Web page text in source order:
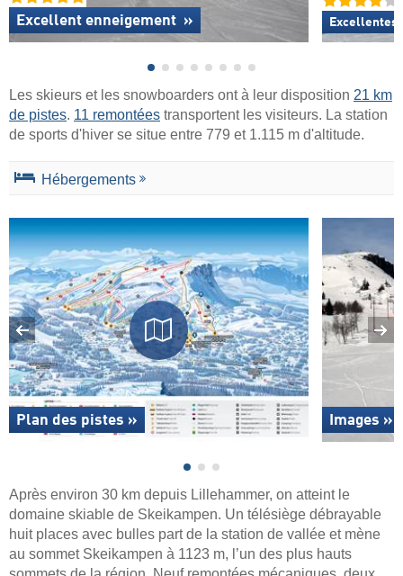
Excellent enneigement » Excellentes
Les skieurs et les snowboarders ont à leur disposition 21 km
de pistes. 11 remontées transportent les visiteurs. La station
de sports d'hiver se situe entre 779 et 1.115 m d'altitude.
Hébergements
Plan des pistes » Images »
Après environ 30 km depuis Lillehammer, on atteint le
domaine skiable de Skeikampen. Un télésiège débrayable
huit places avec bulles part de la station de vallée et mène
au sommet Skeikampen à 1123 m, l’un des plus hauts